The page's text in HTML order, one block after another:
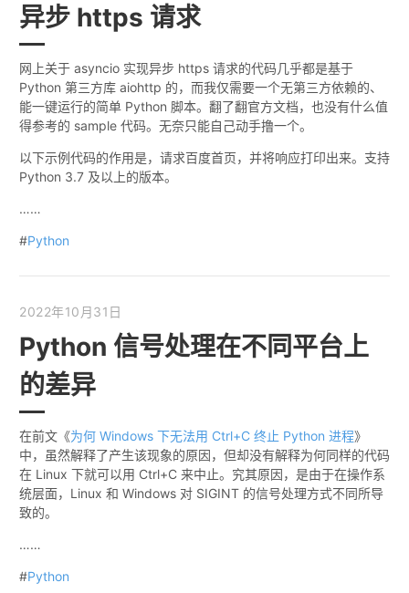
异步 https 请求
网上关于 asyncio 实现异步 https 请求的代码几乎都是基于
Python 第三方库 aiohttp 的，而我仅需要一个无第三方依赖的、
能一键运行的简单 Python 脚本。翻了翻官方文档，也没有什么值
得参考的 sample 代码。无奈只能自己动手撸一个。
以下示例代码的作用是，请求百度首页，并将响应打印出来。支持
Python 3.7 及以上的版本。
……
#Python
2022年10月31日
Python 信号处理在不同平台上
的差异
在前文《为何 Windows 下无法用 Ctrl+C 终止 Python 进程》
中，虽然解释了产生该现象的原因，但却没有解释为何同样的代码
在 Linux 下就可以用 Ctrl+C 来中止。究其原因，是由于在操作系
统层面，Linux 和 Windows 对 SIGINT 的信号处理方式不同所导
致的。
……
#Python